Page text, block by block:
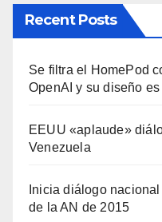
Recent Posts
Se filtra el HomePod
OpenAI y su diseño
EEUU «aplaude»
Venezuela
Inicia diálogo
de la AN de 2015